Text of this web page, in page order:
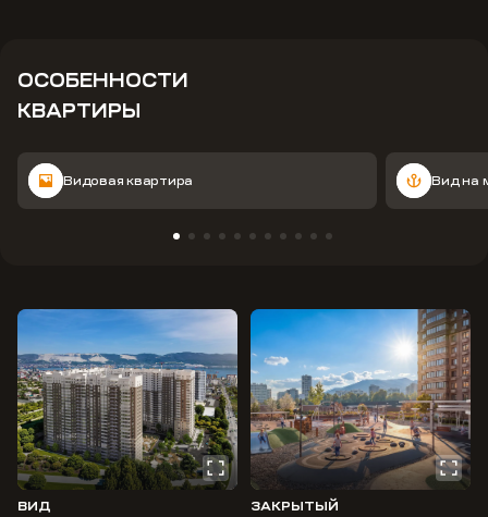
ОСОБЕННОСТИ
КВАРТИРЫ
Видовая квартира Вид на
ВИД
ЗАКРЫТЫЙ